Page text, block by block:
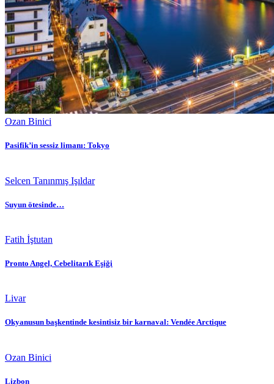
Ozan Binici
Pasifik’in sessiz limanı: Tokyo
Selcen Tanınmış Işıldar
Suyun ötesinde…
Fatih İştutan
Pronto Angel, Cebelitarık Eşiği
Livar
Okyanusun başkentinde kesintisiz bir karnaval: Vendée Arctique
Ozan Binici
Lizbon